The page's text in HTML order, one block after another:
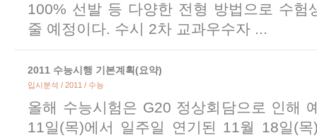
100% 선발 등 다양한 전형 방법으로 수험
줄 예정이다. 수시 2차 교과우수자 ...
2011 수능시행 기본계획(요약)
입시분석 / 2011 / 수능
올해 수능시험은 G20 정상회담으로 인해
11일(목)에서 일주일 연기된 11월 18일(